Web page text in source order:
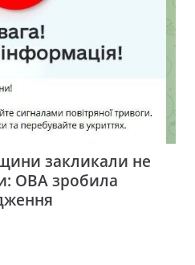
закликали не
ОВА зробила